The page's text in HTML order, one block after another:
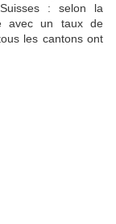
: selon la
avec un taux de
les cantons ont